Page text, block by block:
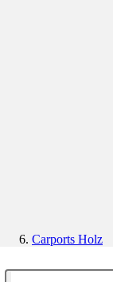
Carports Holz